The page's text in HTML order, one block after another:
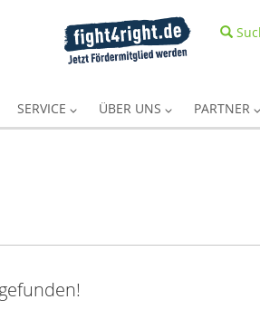
SERVICE ÜBER UNS PARTNER